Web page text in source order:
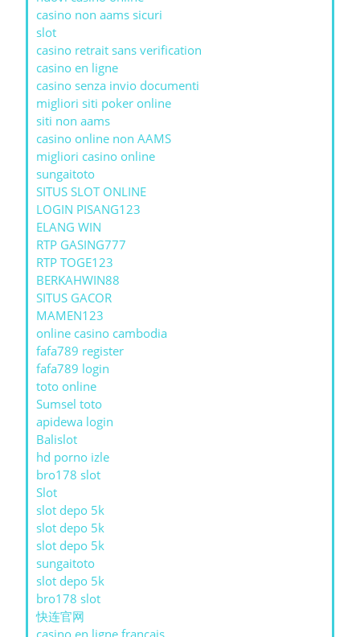
casino non aams sicuri
slot
casino retrait sans verification
casino en ligne
casino senza invio documenti
migliori siti poker online
siti non aams
casino online non AAMS
migliori casino online
sungaitoto
SITUS SLOT ONLINE
LOGIN PISANG123
ELANG WIN
RTP GASING777
RTP TOGE123
BERKAHWIN88
SITUS GACOR
MAMEN123
online casino cambodia
fafa789 register
fafa789 login
toto online
Sumsel toto
apidewa login
Balislot
hd porno izle
bro178 slot
Slot
slot depo 5k
slot depo 5k
slot depo 5k
sungaitoto
slot depo 5k
bro178 slot
快连官网